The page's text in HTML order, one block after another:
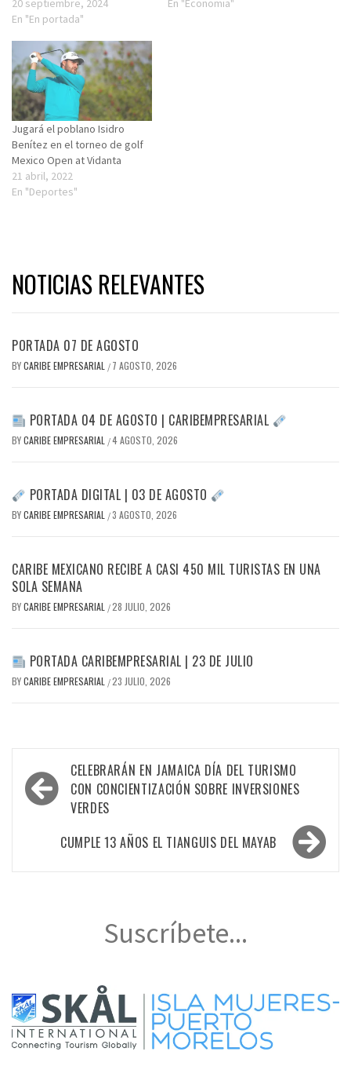
20 septiembre, 2024
En "En portada"
En "Economia"
Jugará el poblano Isidro
Benítez en el torneo de golf
Mexico Open at Vidanta
21 abril, 2022
En "Deportes"
NOTICIAS RELEVANTES
PORTADA 07 DE AGOSTO
BYCARIBE EMPRESARIAL / 7 AGOSTO, 2026
PORTADA 04 DE AGOSTO | CARIBEMPRESARIAL
BYCARIBE EMPRESARIAL /4 AGOSTO, 2026
PORTADA DIGITAL | 03 DE AGOSTO
BYCARIBE EMPRESARIAL /3 AGOSTO, 2026
CARIBE MEXICANO RECIBE A CASI 450 MIL TURISTAS EN UNA
SOLA SEMANA
BYCARIBE EMPRESARIAL /28 JULIO, 2026
PORTADA CARIBEMPRESARIAL | 23 DE JULIO
BYCARIBE EMPRESARIAL /23 JULIO, 2026
Navegación
de
entradas
CELEBRARÁN EN JAMAICA DÍA DEL TURISMO
CON CONCIENTIZACIÓN SOBRE INVERSIONES
VERDES
CUMPLE 13 AÑOS EL TIANGUIS DEL MAYAB
Suscríbete...